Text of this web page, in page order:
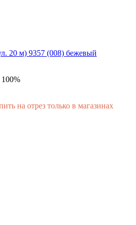
20 м) 9357 (008) бежевый
на отрез только в магазинах